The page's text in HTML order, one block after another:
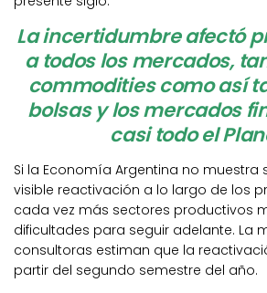
La incertidumbre afectó
a todos los mercados,
commodities como así
bolsas y los mercados
casi todo el
Si la Economía Argentina no
visible reactivación a lo largo de los
cada vez más sectores productivos
dificultades para seguir adelante. La
consultoras estiman que la
partir del segundo semestre del año.